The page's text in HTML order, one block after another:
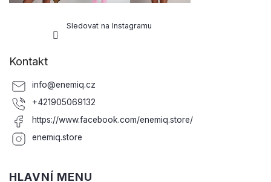
Sledovat na Instagramu
Kontakt
info@enemiq.cz
+421905069132
https://www.facebook.com/enemiq.store/
enemiq.store
HLAVNÍ MENU